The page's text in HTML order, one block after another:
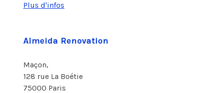
Plus d'infos
Almeida Renovation
Maçon,
128 rue La Boétie
75000 Paris